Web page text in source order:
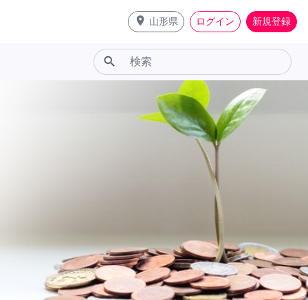
place 山形県 ログイン 新規登録
search